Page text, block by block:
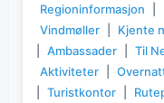
Regioninformasjon
Vindmøller
Kjente
Ambassader Til
Aktiviteter
Turistkontor